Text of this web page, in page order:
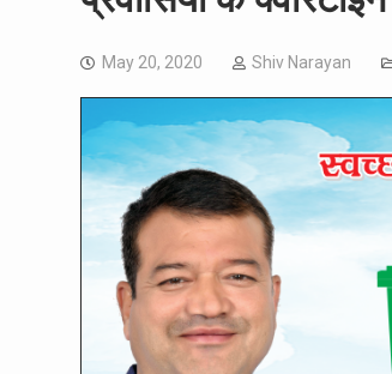
May 20, 2020 Shiv Narayan